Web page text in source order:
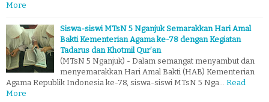
More
Siswa-siswi MTsN 5 Nganjuk Semarakkan Hari Amal
Bakti Kementerian Agama ke-78 dengan Kegiatan
Tadarus dan Khotmil Qur’an
(MTsN 5 Nganjuk) - Dalam semangat menyambut dan
menyemarakkan Hari Amal Bakti (HAB) Kementerian
Agama Republik Indonesia ke-78, siswa-siswi MTsN 5 Nga… Read
More